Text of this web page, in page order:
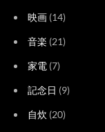
映画 (14)
音楽 (21)
家電 (7)
記念日 (9)
自炊 (20)